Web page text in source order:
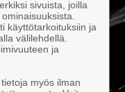
sivuista, joilla
käyttötarkoituksiin ja
välilehdellä.
ja
myös ilman